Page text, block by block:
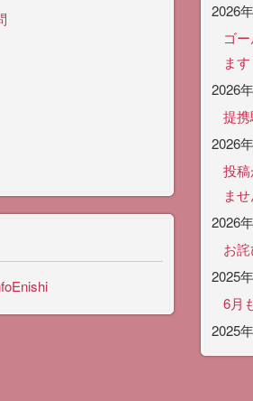
2026
ゴ
ます
2026
提
2026
投
ま
2026
お
2025
6月
2025